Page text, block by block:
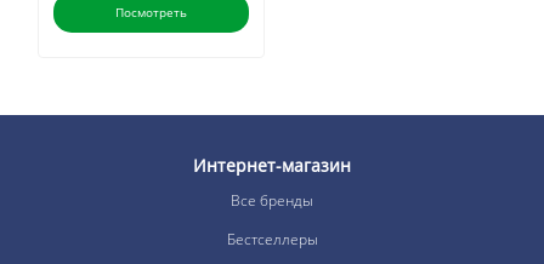
Посмотреть
Интернет-магазин
Все бренды
Бестселлеры